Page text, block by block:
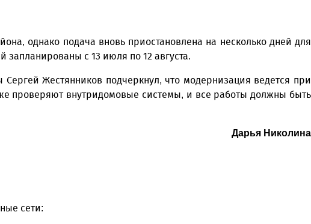
однако подача вновь приостановлена на несколько дней для
с 13 июля по 12 августа.
Жестянников подчеркнул, что модернизация ведется при
проверяют внутридомовые системы, и все работы должны быть
Дарья Николина
сети: